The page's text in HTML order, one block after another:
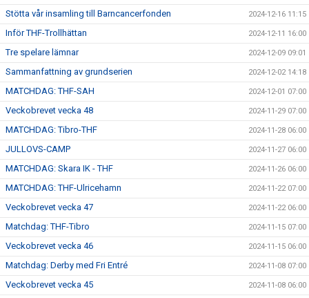
Stötta vår insamling till Barncancerfonden 2024-12-16 11:15
Inför THF-Trollhättan 2024-12-11 16:00
Tre spelare lämnar 2024-12-09 09:01
Sammanfattning av grundserien 2024-12-02 14:18
MATCHDAG: THF-SAH 2024-12-01 07:00
Veckobrevet vecka 48 2024-11-29 07:00
MATCHDAG: Tibro-THF 2024-11-28 06:00
JULLOVS-CAMP 2024-11-27 06:00
MATCHDAG: Skara IK - THF 2024-11-26 06:00
MATCHDAG: THF-Ulricehamn 2024-11-22 07:00
Veckobrevet vecka 47 2024-11-22 06:00
Matchdag: THF-Tibro 2024-11-15 07:00
Veckobrevet vecka 46 2024-11-15 06:00
Matchdag: Derby med Fri Entré 2024-11-08 07:00
Veckobrevet vecka 45 2024-11-08 06:00